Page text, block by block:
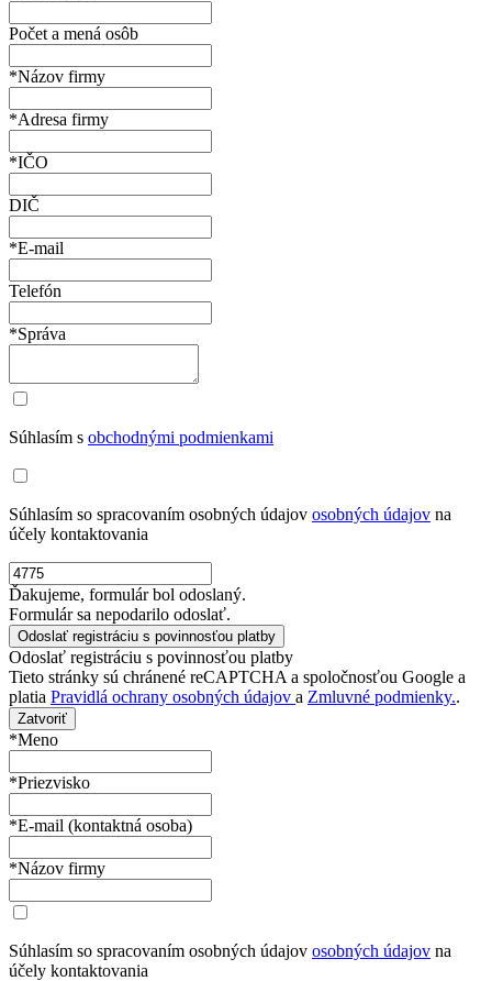
Počet a mená osôb
*Názov firmy
*Adresa firmy
*IČO
DIČ
*E-mail
Telefón
*Správa
Súhlasím s obchodnými podmienkami
Súhlasím so spracovaním osobných údajov osobných údajov na
účely kontaktovania
Ďakujeme, formulár bol odoslaný.
Formulár sa nepodarilo odoslať.
Odoslať registráciu s povinnosťou platby
Tieto stránky sú chránené reCAPTCHA a spoločnosťou Google a
platia Pravidlá ochrany osobných údajov a Zmluvné podmienky..
Zatvoriť
*Meno
*Priezvisko
*E-mail (kontaktná osoba)
*Názov firmy
Súhlasím so spracovaním osobných údajov osobných údajov na
účely kontaktovania